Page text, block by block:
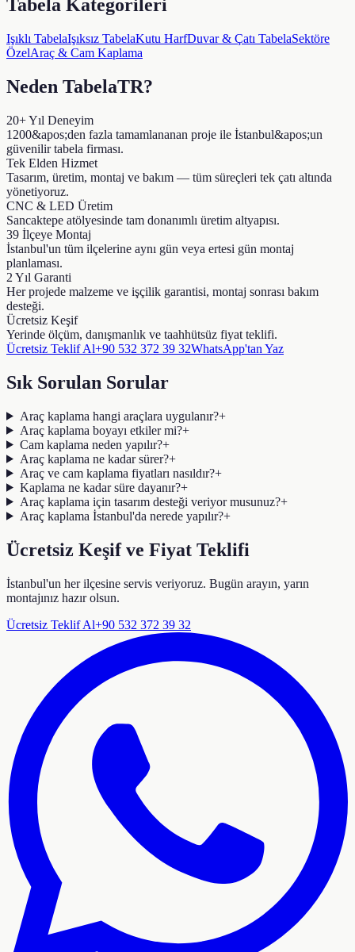
Tabela Kategorileri
Işıklı TabelaIşıksız TabelaKutu HarfDuvar & Çatı TabelaSektöre
ÖzelAraç & Cam Kaplama
Neden TabelaTR?
20+ Yıl Deneyim
1200&apos;den fazla tamamlananan proje ile İstanbul&apos;un
güvenilir tabela firması.
Tek Elden Hizmet
Tasarım, üretim, montaj ve bakım — tüm süreçleri tek çatı altında
yönetiyoruz.
CNC & LED Üretim
Sancaktepe atölyesinde tam donanımlı üretim altyapısı.
39 İlçeye Montaj
İstanbul'un tüm ilçelerine aynı gün veya ertesi gün montaj
planlaması.
2 Yıl Garanti
Her projede malzeme ve işçilik garantisi, montaj sonrası bakım
desteği.
Ücretsiz Keşif
Yerinde ölçüm, danışmanlık ve taahhütsüz fiyat teklifi.
Ücretsiz Teklif Al+90 532 372 39 32WhatsApp'tan Yaz
Sık Sorulan Sorular
Araç kaplama hangi araçlara uygulanır?+
Araç kaplama boyayı etkiler mi?+
Cam kaplama neden yapılır?+
Araç kaplama ne kadar sürer?+
Araç ve cam kaplama fiyatları nasıldır?+
Kaplama ne kadar süre dayanır?+
Araç kaplama için tasarım desteği veriyor musunuz?+
Araç kaplama İstanbul'da nerede yapılır?+
Ücretsiz Keşif ve Fiyat Teklifi
İstanbul'un her ilçesine servis veriyoruz. Bugün arayın, yarın
montajınız hazır olsun.
Ücretsiz Teklif Al+90 532 372 39 32